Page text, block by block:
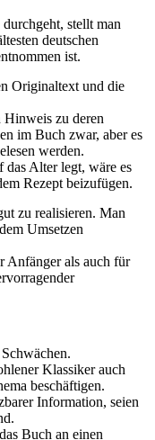
stellt man
deutschen
ist.
Originaltext und die
Hinweis zu deren
im Buch zwar, aber es
werden.
das Alter legt, wäre es
Rezept beizufügen.
zu realisieren. Man
Umsetzen
Anfänger als auch für
Klassiker auch
beschäftigen.
Information, seien
Buch an einen